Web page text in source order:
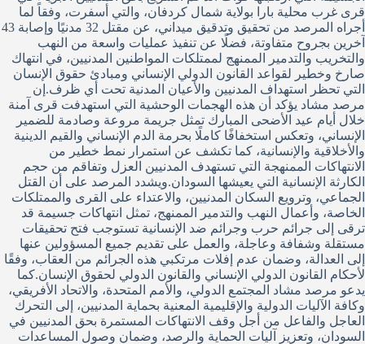
قرى غرب محلية بارا بولاية شمال كردفان، والتي أسفرت، وفقاً لما
أجراه المرصد من تحقيق وتدقيق ميداني، عن مقتل 32 مدنيًا وإصابة 43
آخرين بجروح متفاوتة، فضلًا عن تنفيذ عمليات واسعة من النهب
والتخريب والتدمير الممنهج لممتلكات المواطنين المدنيين، في انتهاك
صارخ وخطير لقواعد القانون الدولي الإنساني ومبادئ حقوق الإنسان
التي تحظر استهداف المدنيين والأعيان المدنية تحت أي ظرف.إن
مرصد مشاد يؤكد أن هذه الهجمات الوحشية التي استهدفت قرى آمنة
خلال أيام عيد الأضحى المبارك تمثل جريمة مروعة وصادمة للضمير
الإنساني، وتعكس استخفافًا كاملًا بحرمة الدم الإنساني والقيم الدينية
والأخلاقية والإنسانية، كما تكشف عن استمرار نمط خطير من
الانتهاكات الممنهجة التي تستهدف المدنيين العزل وتفاقم من حجم
الكارثة الإنسانية التي يعيشها السودان.ويشدد المرصد على أن القتل
الجماعي، وترويع السكان المدنيين، والاعتداء على القرى والممتلكات
الخاصة، وأعمال النهب والتدمير الممنهج، تمثل انتهاكات جسيمة قد
ترقى إلى جرائم حرب وجرائم ضد الإنسانية تستوجب فتح تحقيقات
مستقلة وشفافة وعاجلة، والعمل على تقديم جميع المسؤولين عنها
إلى العدالة، وضمان عدم إفلات مرتكبي هذه الجرائم من العقاب، وفقًا
لأحكام القانون الدولي الإنساني والقانون الدولي لحقوق الإنسان.كما
يدعو مرصد مشاد المجتمع الدولي، والأمم المتحدة، والاتحاد الأفريقي،
وكافة الآليات الدولية والإقليمية المعنية بحماية المدنيين، إلى التحرك
العاجل والفاعل من أجل وقف الانتهاكات المستمرة بحق المدنيين في
السودان، وتعزيز آليات الحماية والرصد، وضمان وصول المساعدات